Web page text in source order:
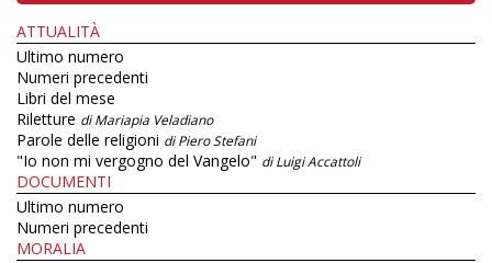
ATTUALITÀ
Ultimo numero
Numeri precedenti
Libri del mese
Riletture di Mariapia Veladiano
Parole delle religioni di Piero Stefani
"Io non mi vergogno del Vangelo" di Luigi Accattoli
DOCUMENTI
Ultimo numero
Numeri precedenti
MORALIA